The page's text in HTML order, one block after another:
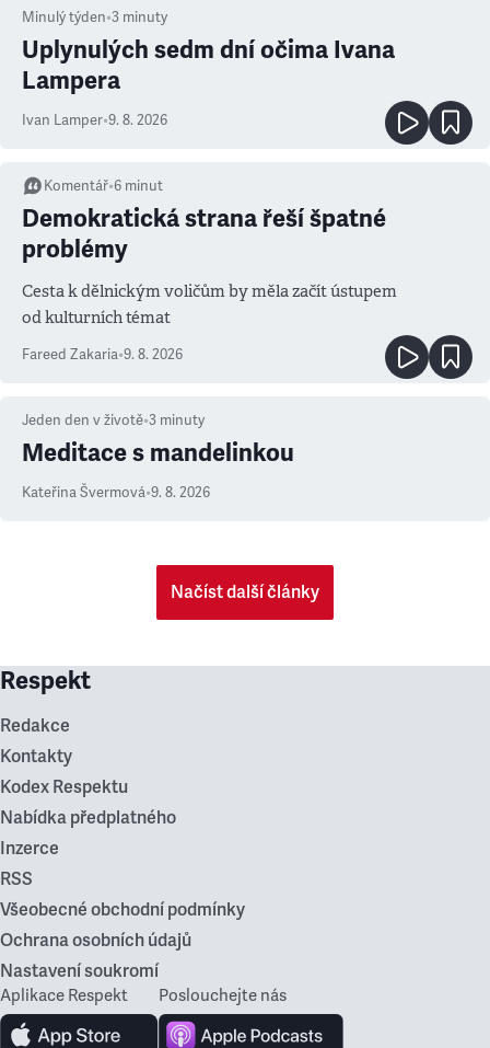
Minulý týden•3 minuty
Uplynulých sedm dní očima Ivana
Lampera
Ivan Lamper•9. 8. 2026
Komentář•6 minut
Demokratická strana řeší špatné
problémy
Cesta k dělnickým voličům by měla začít ústupem
od kulturních témat
Fareed Zakaria•9. 8. 2026
Jeden den v životě•3 minuty
Meditace s mandelinkou
Kateřina Švermová•9. 8. 2026
Načíst další články
Respekt
Redakce
Kontakty
Kodex Respektu
Nabídka předplatného
Inzerce
RSS
Všeobecné obchodní podmínky
Ochrana osobních údajů
Nastavení soukromí
Aplikace Respekt Poslouchejte nás